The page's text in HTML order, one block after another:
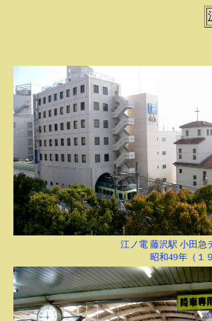
江ノ電 藤沢駅 小田急
昭和49年（１